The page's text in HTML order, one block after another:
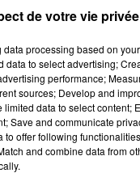
de votre vie
processing based on
to select advertising;
performance;
sources; Develop and
data to select content;
Save and communicate
offer following
and combine data from